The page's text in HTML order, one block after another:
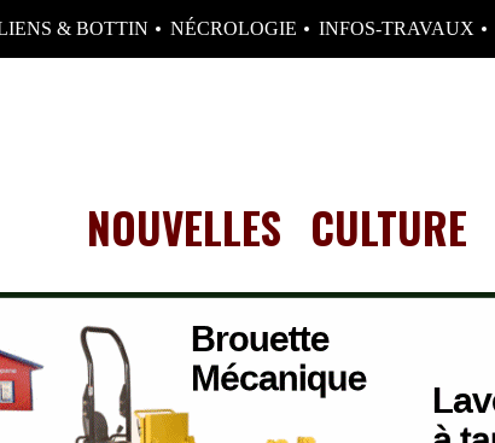
& BOTTIN NÉCROLOGIE INFOS-TRAVAUX
NOUVELLES CULTURE